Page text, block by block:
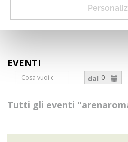
EVENTI
dal
Tutti gli eventi